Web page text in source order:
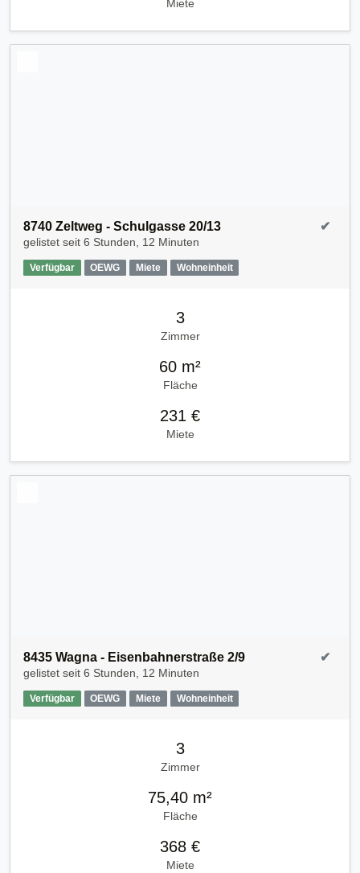
Miete
8740 Zeltweg - Schulgasse 20/13
gelistet seit 6 Stunden, 12 Minuten
Verfügbar OEWG Miete Wohneinheit
✔
3
Zimmer
60 m²
Fläche
231 €
Miete
8435 Wagna - Eisenbahnerstraße 2/9
gelistet seit 6 Stunden, 12 Minuten
Verfügbar OEWG Miete Wohneinheit
✔
3
Zimmer
75,40 m²
Fläche
368 €
Miete